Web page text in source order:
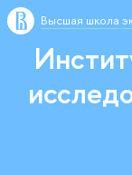
Высшая школа